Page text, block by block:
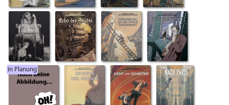
in Planung